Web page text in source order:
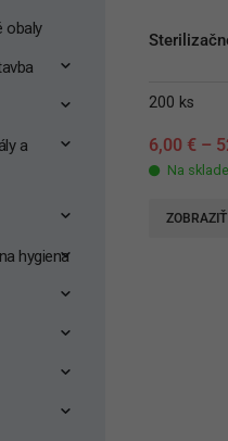
200 ks
6,00 € –
Na sklade
obaly
a
hygiena